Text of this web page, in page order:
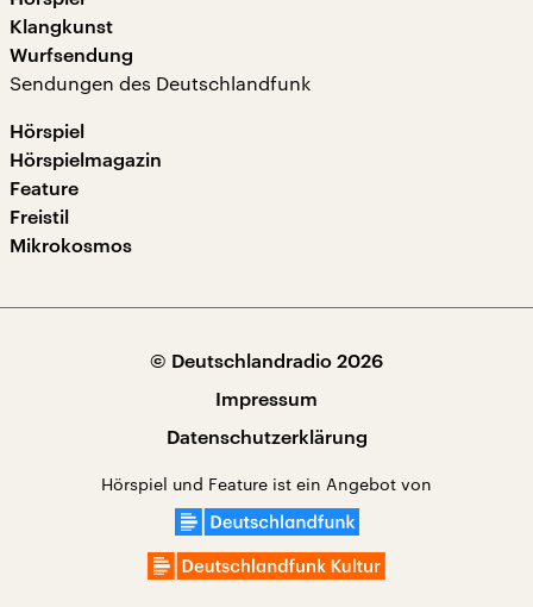
Klangkunst
Wurfsendung
Sendungen des Deutschlandfunk
Hörspiel
Hörspielmagazin
Feature
Freistil
Mikrokosmos
© Deutschlandradio 2026
Impressum
Datenschutzerklärung
Hörspiel und Feature ist ein Angebot von